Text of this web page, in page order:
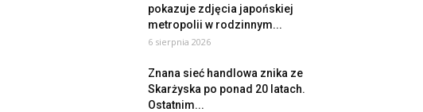
pokazuje zdjęcia japońskiej
metropolii w rodzinnym...
6 sierpnia 2026
Znana sieć handlowa znika ze
Skarżyska po ponad 20 latach.
Ostatnim...